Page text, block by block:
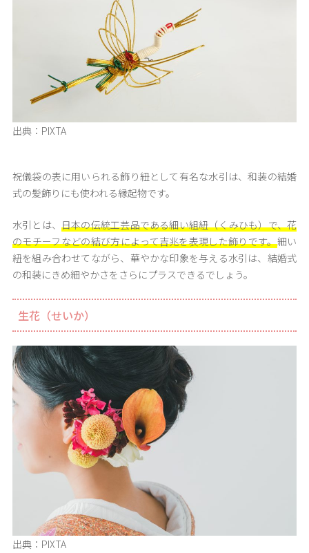
出典：PIXTA
祝儀袋の表に用いられる飾り紐として有名な水引は、和装の結婚
式の髪飾りにも使われる縁起物です。
水引とは、日本の伝統工芸品である細い組紐（くみひも）で、花
のモチーフなどの結び方によって吉兆を表現した飾りです。細い
紐を組み合わせてながら、華やかな印象を与える水引は、結婚式
の和装にきめ細やかさをさらにプラスできるでしょう。
生花（せいか）
出典：PIXTA